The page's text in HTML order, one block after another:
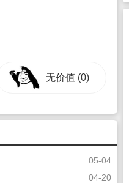
无价值 (0)
05-04
04-20